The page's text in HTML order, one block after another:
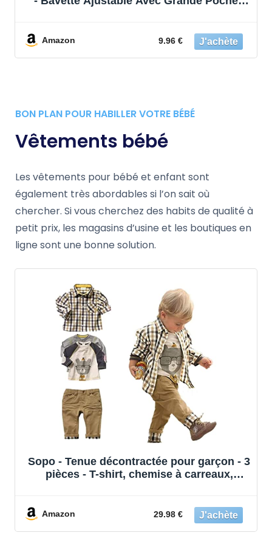
de Noël
Amazon 9.96 €
BON PLAN POUR HABILLER VOTRE BÉBÉ
Vêtements bébé
Les vêtements pour bébé et enfant sont
également très abordables si l’on sait où
chercher. Si vous cherchez des habits de qualité à
petit prix, les magasins d’usine et les boutiques en
ligne sont une bonne solution.
Sopo - Tenue décontractée pour garçon - 3
pièces - T-shirt, chemise à carreaux,
Amazon 29.98 €